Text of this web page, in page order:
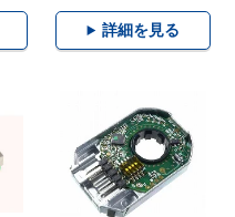
詳細を見る